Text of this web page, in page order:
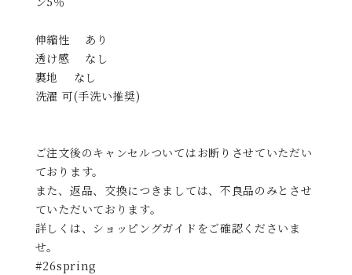
伸縮性 あり
透け感 なし
裏地 なし
洗濯 可(手洗い推奨)
ご注文後のキャンセルついてはお断りさせていただい
ております。
また、返品、交換につきましては、不良品のみとさせ
ていただいております。
詳しくは、ショッピングガイドをご確認くださいま
せ。
#26spring